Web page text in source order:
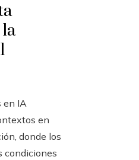
en IA
en
donde los
condiciones